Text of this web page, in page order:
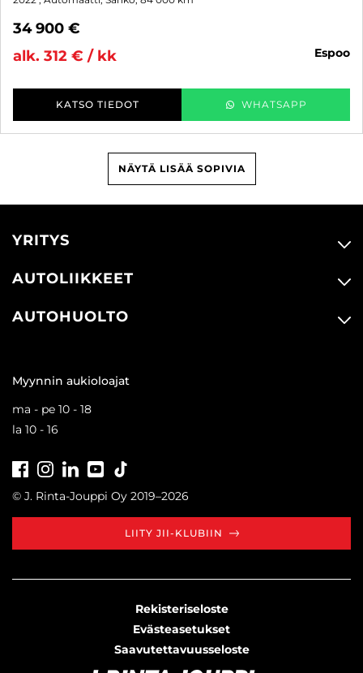
34 900 €
alk. 312 € / kk
espoo
KATSO TIEDOT WHATSAPP
NÄYTÄ LISÄÄ SOPIVIA
YRITYS
AUTOLIIKKEET
AUTOHUOLTO
Myynnin aukioloajat
ma - pe 10 - 18
la 10 - 16
FacebookInstagramLinkedInYoutube
© J. Rinta-Jouppi Oy 2019–2026
LIITY JII-KLUBIIN
Rekisteriseloste
Evästeasetukset
Saavutettavuusseloste